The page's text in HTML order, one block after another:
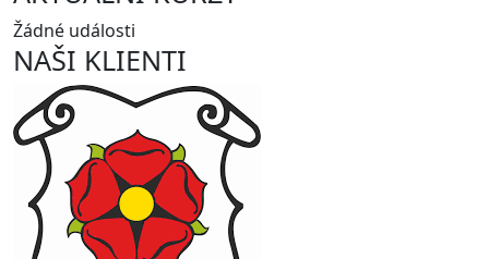
Žádné události
NAŠI KLIENTI